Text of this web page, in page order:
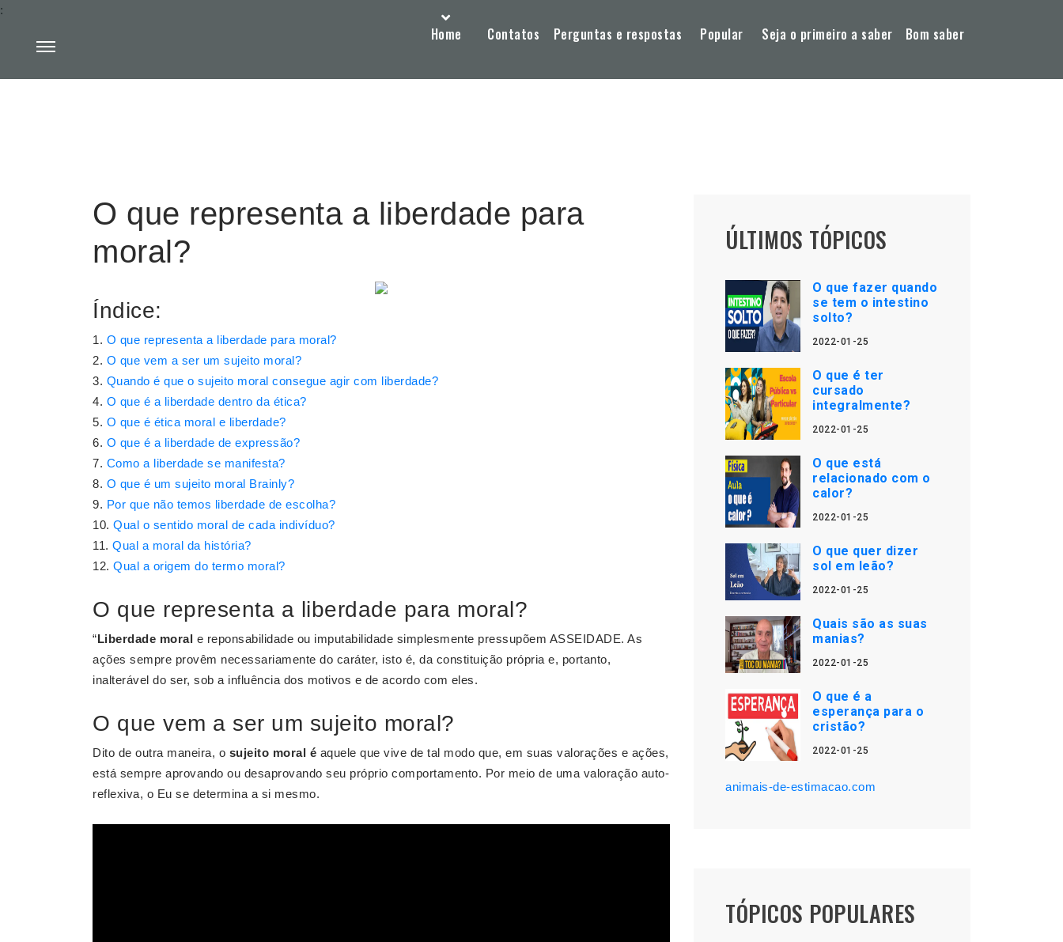
Home Contatos Perguntas e respostas Popular Seja o primeiro a saber Bom saber
:
O que representa a liberdade para
moral?
Índice:
O que representa a liberdade para moral?
O que vem a ser um sujeito moral?
Quando é que o sujeito moral consegue agir com liberdade?
O que é a liberdade dentro da ética?
O que é ética moral e liberdade?
O que é a liberdade de expressão?
Como a liberdade se manifesta?
O que é um sujeito moral Brainly?
Por que não temos liberdade de escolha?
Qual o sentido moral de cada indivíduo?
Qual a moral da história?
Qual a origem do termo moral?
O que representa a liberdade para moral?
“Liberdade moral e reponsabilidade ou imputabilidade simplesmente pressupõem ASSEIDADE. As
ações sempre provêm necessariamente do caráter, isto é, da constituição própria e, portanto,
inalterável do ser, sob a influência dos motivos e de acordo com eles.
O que vem a ser um sujeito moral?
Dito de outra maneira, o sujeito moral é aquele que vive de tal modo que, em suas valorações e ações,
está sempre aprovando ou desaprovando seu próprio comportamento. Por meio de uma valoração auto-
reflexiva, o Eu se determina a si mesmo.
ÚLTIMOS TÓPICOS
O que fazer quando
se tem o intestino
solto?
2022-01-25
O que é ter
cursado
integralmente?
2022-01-25
O que está
relacionado com o
calor?
2022-01-25
O que quer dizer
sol em leão?
2022-01-25
Quais são as suas
manias?
2022-01-25
O que é a
esperança para o
cristão?
2022-01-25
animais-de-estimacao.com
TÓPICOS POPULARES